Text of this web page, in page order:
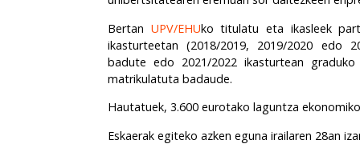
Bertan UPV/EHUko titulatu eta ikasleek
ikasturteetan (2018/2019, 2019/2020 edo
badute edo 2021/2022 ikasturtean
matrikulatuta badaude.
Hautatuek, 3.600 eurotako laguntza
Eskaerak egiteko azken eguna irailaren 28an